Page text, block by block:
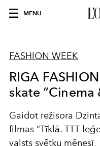
MENU
FASHION WEEK
RIGA
skate “Cinema
Gaidot režisora
filmas “Tīklā. TTT
valsts svētku